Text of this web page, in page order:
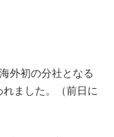
外初の分社となる
ました。（前日に